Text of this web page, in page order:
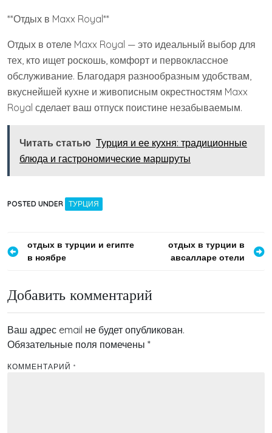
**Отдых в Maxx Royal**
Отдых в отеле Maxx Royal — это идеальный выбор для
тех, кто ищет роскошь, комфорт и первоклассное
обслуживание. Благодаря разнообразным удобствам,
вкуснейшей кухне и живописным окрестностям Maxx
Royal сделает ваш отпуск поистине незабываемым.
Читать статью Турция и ее кухня: традиционные
блюда и гастрономические маршруты
POSTED UNDER ТУРЦИЯ
Навигация
отдых в турции и египте
в ноябре
отдых в турции в
авсалларе отели
Добавить комментарий
Ваш адрес email не будет опубликован.
Обязательные поля помечены *
КОММЕНТАРИЙ *